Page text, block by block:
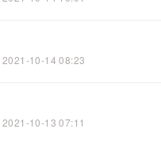
2021-10-14 08:23
2021-10-13 07:11